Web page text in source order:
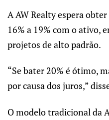
A AW Realty espera
16% a 19% com o ativo,
projetos de alto padrão.
“Se bater 20% é ótimo,
por causa dos juros,”
O modelo tradicional da